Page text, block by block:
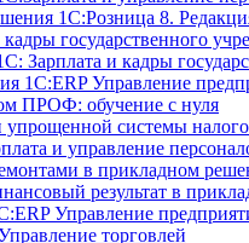
1С:Розница 8.
государственного
Зарплата и кадры
1С:ERP Управление
ПРОФ: обучение с нуля
упрощенной системы
и управление
в прикладном
результат в
Управление
торговлей